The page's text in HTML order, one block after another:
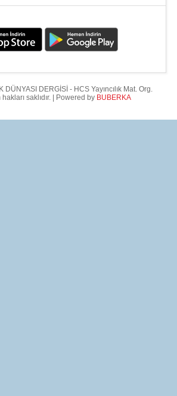
DERGİSİ - HCS Yayıncılık Mat. Org.
saklıdır. | Powered by BUBERKA